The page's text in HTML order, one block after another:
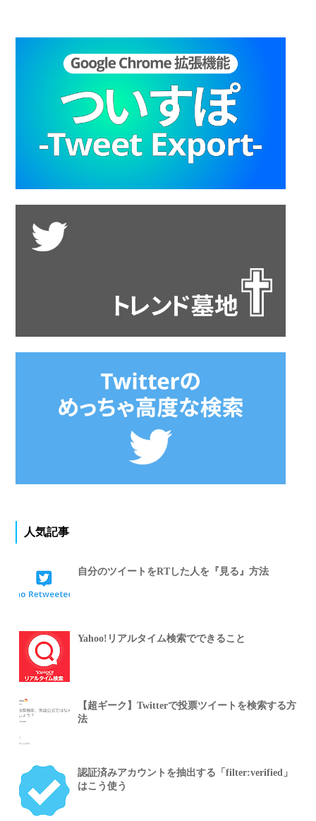
人気記事
自分のツイートをRTした人を『見る』方法
Yahoo!リアルタイム検索でできること
【超ギーク】Twitterで投票ツイートを検索する方
法
認証済みアカウントを抽出する「filter:verified」
はこう使う